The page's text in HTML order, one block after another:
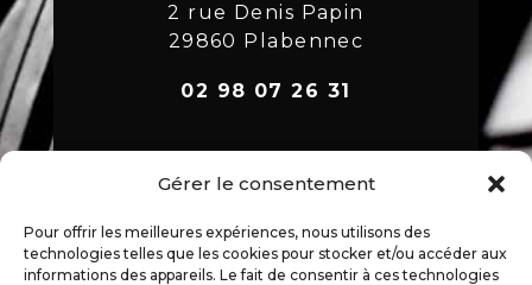
Gérer le consentement
Pour offrir les meilleures expériences, nous utilisons des
technologies telles que les cookies pour stocker et/ou accéder aux
informations des appareils. Le fait de consentir à ces technologies
2 rue Denis Papin
29860 Plabennec
02 98 07 26 31
Mentions légales
Politique de cookies